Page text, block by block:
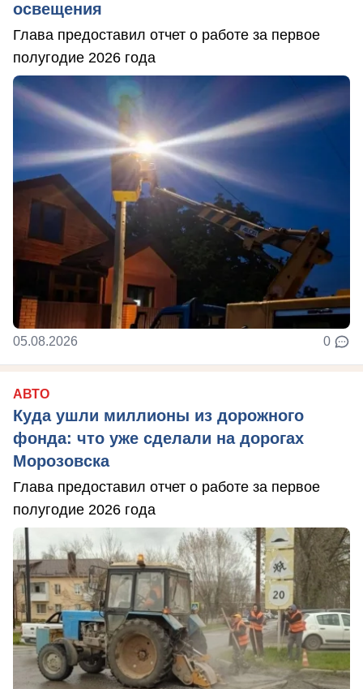
освещения
Глава предоставил отчет о работе за первое
полугодие 2026 года
05.08.2026 0
АВТО
Куда ушли миллионы из дорожного
фонда: что уже сделали на дорогах
Морозовска
Глава предоставил отчет о работе за первое
полугодие 2026 года